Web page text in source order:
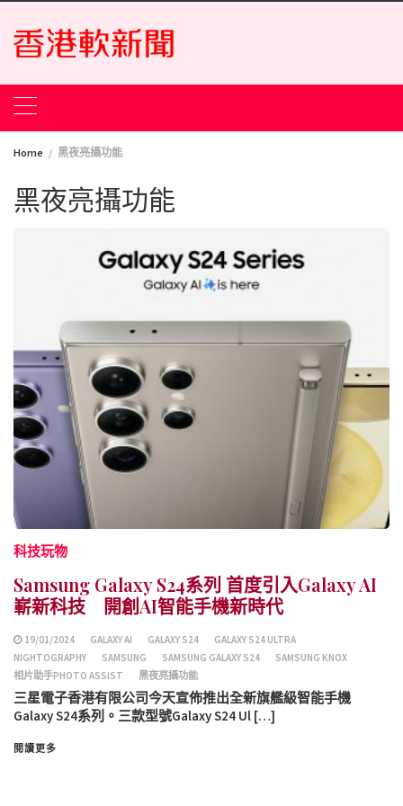
Skip
content
Home 黑夜亮攝功能
黑夜亮攝功能
科技玩物
Samsung Galaxy S24系列 首度引入Galaxy AI
嶄新科技 開創AI智能手機新時代
19/01/2024 GALAXY AI GALAXY S24
GALAXY S24 ULTRA
NIGHTOGRAPHY
SAMSUNG SAMSUNG GALAXY S24
SAMSUNG KNOX
相片助手PHOTO ASSIST
黑夜亮攝功能
三星電子香港有限公司今天宣佈推出全新旗艦級智能手機
Galaxy S24系列。三款型號Galaxy S24 Ul […]
閱讀更多